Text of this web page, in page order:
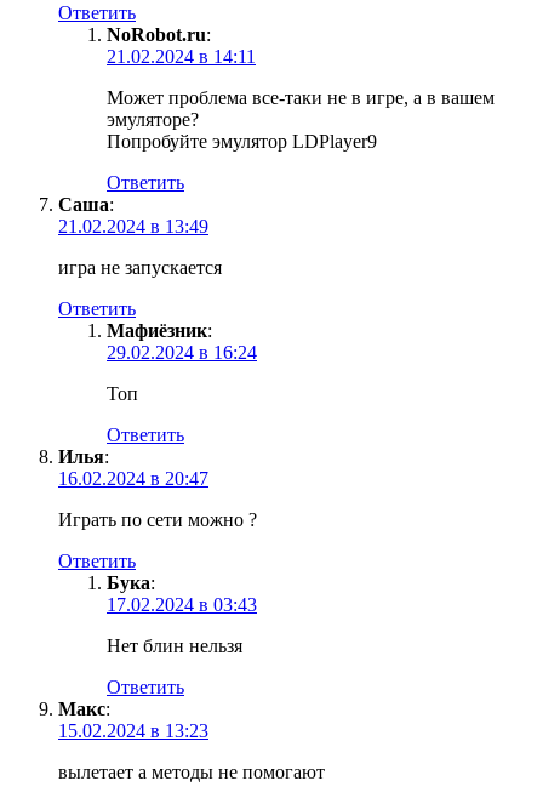
Ответить
NoRobot.ru:
21.02.2024 в 14:11
Может проблема все-таки не в игре, а в вашем
эмуляторе?
Попробуйте эмулятор LDPlayer9
Ответить
Саша:
21.02.2024 в 13:49
игра не запускается
Ответить
Мафиёзник:
29.02.2024 в 16:24
Топ
Ответить
Илья:
16.02.2024 в 20:47
Играть по сети можно ?
Ответить
Бука:
17.02.2024 в 03:43
Нет блин нельзя
Ответить
Макс:
15.02.2024 в 13:23
вылетает а методы не помогают